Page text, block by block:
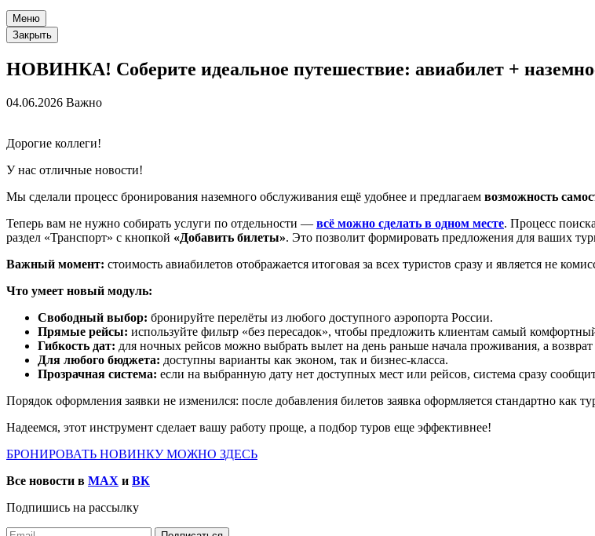
Меню
Закрыть
НОВИНКА! Соберите идеальное путешествие: авиабилет +
04.06.2026 Важно
Дорогие коллеги!
У нас отличные новости!
Мы сделали процесс бронирования наземного обслуживания ещё удобнее и предлагаем возможность
Теперь вам не нужно собирать услуги по отдельности — всё можно сделать в одном месте. Процесс
раздел «Транспорт» с кнопкой «Добавить билеты». Это позволит формировать предложения для ваших
Важный момент: стоимость авиабилетов отображается итоговая за всех туристов сразу и является не
Что умеет новый модуль:
Свободный выбор: бронируйте перелёты из любого доступного аэропорта России.
Прямые рейсы: используйте фильтр «без пересадок», чтобы предложить клиентам самый
Гибкость дат: для ночных рейсов можно выбрать вылет на день раньше начала проживания, а
Для любого бюджета: доступны варианты как эконом, так и бизнес-класса.
Прозрачная система: если на выбранную дату нет доступных мест или рейсов, система сразу
Порядок оформления заявки не изменился: после добавления билетов заявка оформляется стандартно как
Надеемся, этот инструмент сделает вашу работу проще, а подбор туров еще эффективнее!
БРОНИРОВАТЬ НОВИНКУ МОЖНО ЗДЕСЬ
Все новости в MAX и ВК
Подпишись на рассылку